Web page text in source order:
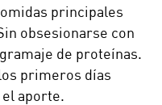
principales
obsesionarse con
de proteínas.
primeros días
aporte.